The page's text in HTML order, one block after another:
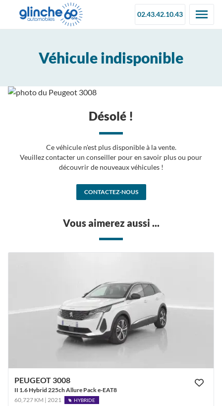
02.43.42.10.43
Véhicule indisponible
Désolé !
Ce véhicule n'est plus disponible à la vente.
Veuillez contacter un conseiller pour en savoir plus ou pour
découvrir de nouveaux véhicules !
CONTACTEZ-NOUS
Vous aimerez aussi ...
PEUGEOT 3008
II 1.6 Hybrid 225ch Allure Pack e-EAT8
60,727 KM | 2021
HYBRIDE